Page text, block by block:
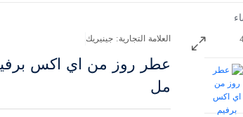
العلامة التجارية: جينيريك
مل